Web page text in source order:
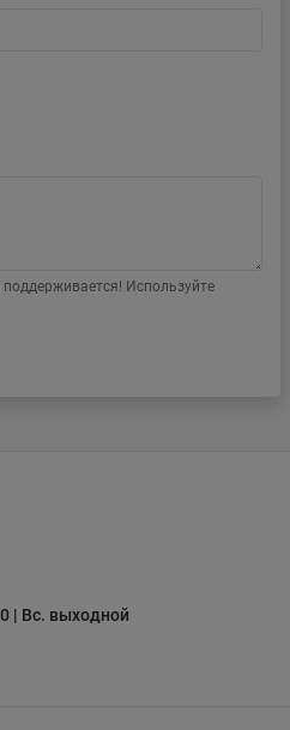
поддерживается! Используйте
| Вс. выходной